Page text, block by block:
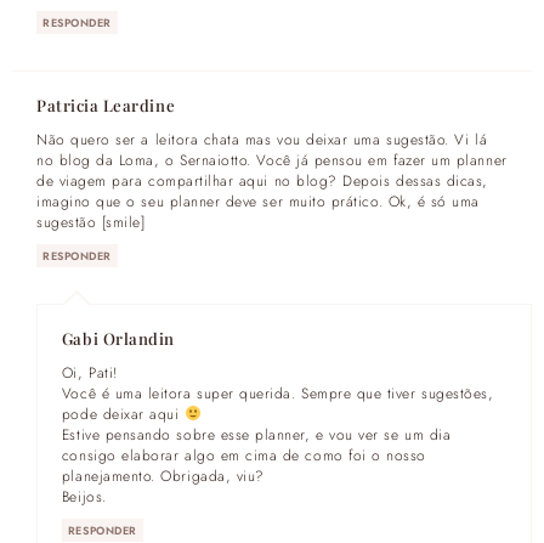
RESPONDER
Patricia Leardine
Não quero ser a leitora chata mas vou deixar uma sugestão. Vi lá
no blog da Loma, o Sernaiotto. Você já pensou em fazer um planner
de viagem para compartilhar aqui no blog? Depois dessas dicas,
imagino que o seu planner deve ser muito prático. Ok, é só uma
sugestão [smile]
RESPONDER
Gabi Orlandin
Oi, Pati!
Você é uma leitora super querida. Sempre que tiver sugestões,
pode deixar aqui
Estive pensando sobre esse planner, e vou ver se um dia
consigo elaborar algo em cima de como foi o nosso
planejamento. Obrigada, viu?
Beijos.
RESPONDER